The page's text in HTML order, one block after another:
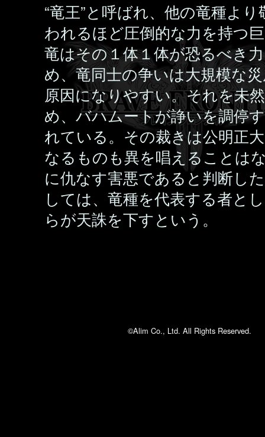
“竜王”と呼ばれ、他の竜種より
われるほど圧倒的な力を持つ
竜はその１体１体が恐るべき
め、竜同士の争いは大規模な
原因になりやすい。それを未
め、バハムートが諍いを調停
れている。その裁きは公明正
なるものも異を唱えることは
に仇なす害悪であると判断し
しては、竜種を代表する者と
らが天誅を下すという。
©Alim Co., Ltd. All Rights Reserved.